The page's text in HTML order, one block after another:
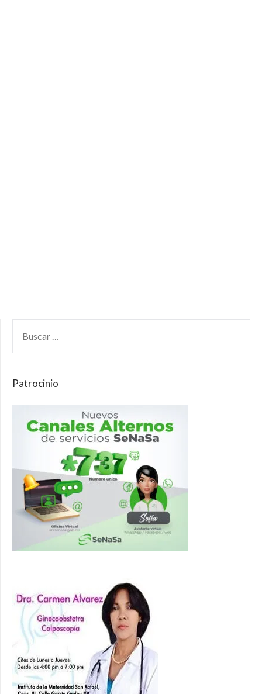
Patrocinio